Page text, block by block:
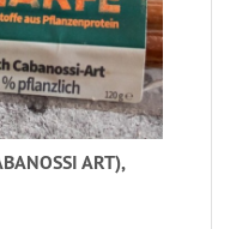
ART),